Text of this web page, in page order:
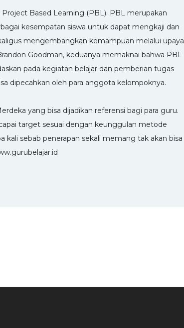
Based Learning (PBL). PBL merupakan
kesempatan siswa untuk dapat mengkaji dan
mengembangkan kemampuan melalui upaya
Goodman, keduanya memaknai bahwa PBL
pada kegiatan belajar dan pemberian tugas
dipecahkan oleh para anggota kelompoknya.
yang bisa dijadikan referensi bagi para guru.
target sesuai dengan keunggulan metode
kali sebab penerapan sekali memang tak akan bisa